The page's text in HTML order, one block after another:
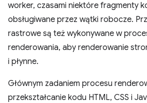
worker, czasami niektóre fragmenty
obsługiwane przez wątki robocze.
rastrowe są też wykonywane w
renderowania, aby renderowanie
i płynne.
Głównym zadaniem procesu
przekształcanie kodu HTML, CSS i